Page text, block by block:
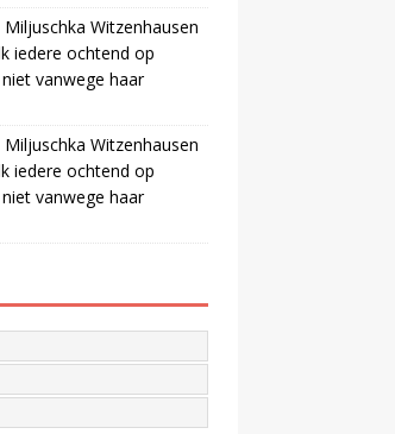
Miljuschka Witzenhausen
iedere ochtend op
vanwege haar
Miljuschka Witzenhausen
iedere ochtend op
vanwege haar